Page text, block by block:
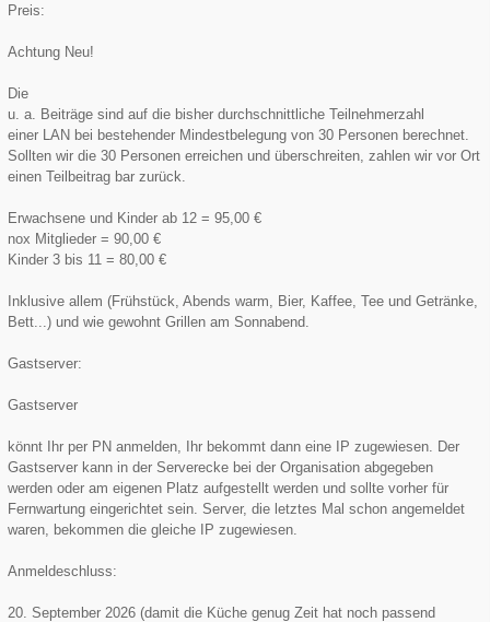
Preis:
Achtung Neu!
Die
u. a. Beiträge sind auf die bisher durchschnittliche Teilnehmerzahl
einer LAN bei bestehender Mindestbelegung von 30 Personen berechnet.
Sollten wir die 30 Personen erreichen und überschreiten, zahlen wir vor Ort
einen Teilbeitrag bar zurück.
Erwachsene und Kinder ab 12 = 95,00 €
nox Mitglieder = 90,00 €
Kinder 3 bis 11 = 80,00 €
Inklusive allem (Frühstück, Abends warm, Bier, Kaffee, Tee und Getränke,
Bett...) und wie gewohnt Grillen am Sonnabend.
Gastserver:
Gastserver
könnt Ihr per PN anmelden, Ihr bekommt dann eine IP zugewiesen. Der
Gastserver kann in der Serverecke bei der Organisation abgegeben
werden oder am eigenen Platz aufgestellt werden und sollte vorher für
Fernwartung eingerichtet sein. Server, die letztes Mal schon angemeldet
waren, bekommen die gleiche IP zugewiesen.
Anmeldeschluss:
20. September 2026 (damit die Küche genug Zeit hat noch passend